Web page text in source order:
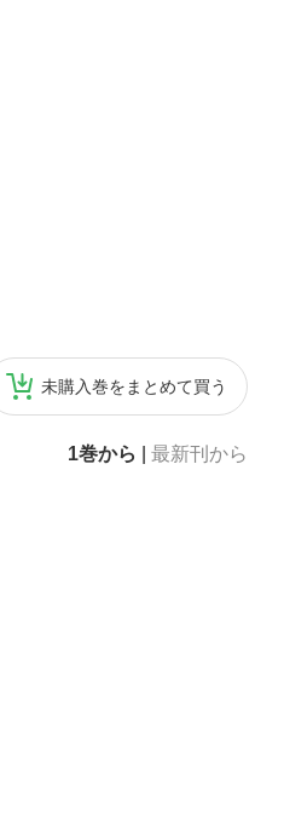
未購入巻をまとめて買う
1巻から 最新刊から